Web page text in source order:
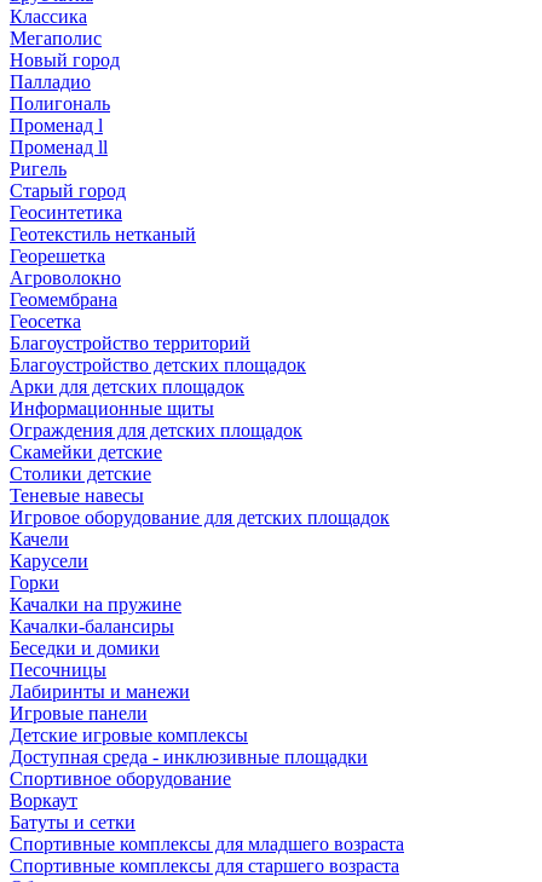
Классика
Мегаполис
Новый город
Палладио
Полигональ
Променад l
Променад ll
Ригель
Старый город
Геосинтетика
Геотекстиль нетканый
Георешетка
Агроволокно
Геомембрана
Геосетка
Благоустройство территорий
Благоустройство детских площадок
Арки для детских площадок
Информационные щиты
Ограждения для детских площадок
Скамейки детские
Столики детские
Теневые навесы
Игровое оборудование для детских площадок
Качели
Карусели
Горки
Качалки на пружине
Качалки-балансиры
Беседки и домики
Песочницы
Лабиринты и манежи
Игровые панели
Детские игровые комплексы
Доступная среда - инклюзивные площадки
Спортивное оборудование
Воркаут
Батуты и сетки
Спортивные комплексы для младшего возраста
Спортивные комплексы для старшего возраста